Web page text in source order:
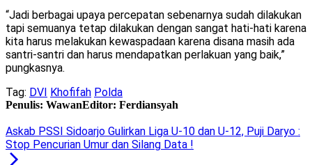
“Jadi berbagai upaya percepatan sebenarnya sudah dilakukan
tapi semuanya tetap dilakukan dengan sangat hati-hati karena
kita harus melakukan kewaspadaan karena disana masih ada
santri-santri dan harus mendapatkan perlakuan yang baik,”
pungkasnya.
Tag: DVI Khofifah Polda
Penulis: WawanEditor: Ferdiansyah
Askab PSSI Sidoarjo Gulirkan Liga U-10 dan U-12, Puji Daryo :
Stop Pencurian Umur dan Silang Data !